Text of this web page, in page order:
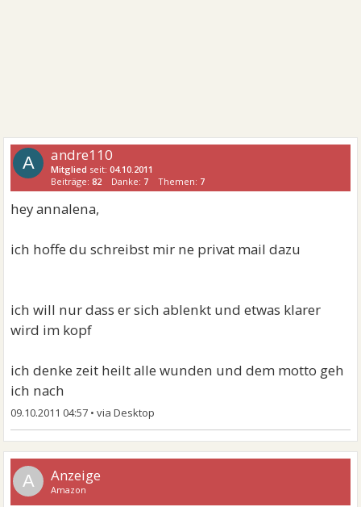
A andre110
Mitglied seit:04.10.2011
Beiträge:82 Danke: 7 Themen: 7
hey annalena,
ich hoffe du schreibst mir ne privat mail dazu
ich will nur dass er sich ablenkt und etwas klarer
wird im kopf
ich denke zeit heilt alle wunden und dem motto geh
ich nach
09.10.2011 04:57 •
A